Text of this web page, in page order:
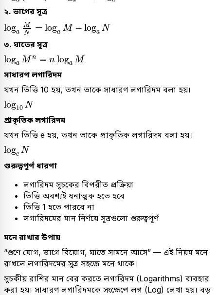
২. ভাগের সূত্র
loga
M
N
= loga M − loga N
log M =log aM log N
৩. ঘাতের সূত্র
loga M n = n loga M
log Mn nlog a M
সাধারণ লগারিদম
যখন ভিত্তি 10 হয়, তখন তাকে সাধারণ লগারিদম বলা হয়।
log10 N
log 10N
প্রাকৃতিক লগারিদম
যখন ভিত্তি e হয়, তখন তাকে প্রাকৃতিক লগারিদম বলা হয়।
loge N
log eN
গুরুত্বপূর্ণ ধারণা
লগারিদম সূচকের বিপরীত প্রক্রিয়া
ভিত্তি অবশ্যই ধনাত্মক হতে হবে
ভিত্তি 1 হতে পারবে না
লগারিদমের মান নির্ণয়ে সূত্রগুলো গুরুত্বপূর্ণ
মনে রাখার উপায়
“গুণে যোগ, ভাগে বিয়োগ, ঘাতে সামনে আসে” — এই নিয়ম মনে
রাখলে লগারিদমের সূত্র সহজে মনে থাকে।
সূচকীয় রাশির মান বের করতে লগারিদম (Logarithms) ব্যবহার
করা হয়। সাধারণ লগারিদমকে সংক্ষেপে লগ (Log) লেখা হয়। বড়